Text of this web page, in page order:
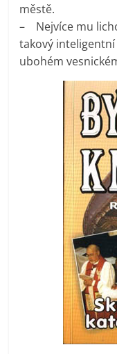
městě.
– Nejvíce mu
takový
ubohém